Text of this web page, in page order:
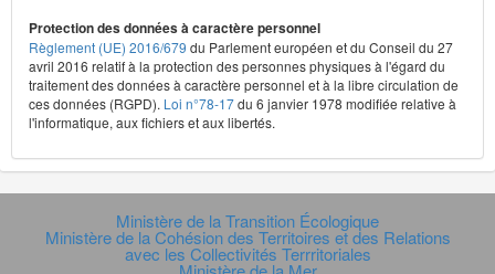
Protection des données à caractère personnel
Règlement (UE) 2016/679 du Parlement européen et du Conseil du 27
avril 2016 relatif à la protection des personnes physiques à l'égard du
traitement des données à caractère personnel et à la libre circulation de
ces données (RGPD). Loi n°78-17du 6 janvier 1978 modifiée relative à
l'informatique, aux fichiers et aux libertés.
Ministère de la Transition Écologique
Ministère de la Cohésion des Territoires et des Relations
avec les Collectivités Terrritoriales